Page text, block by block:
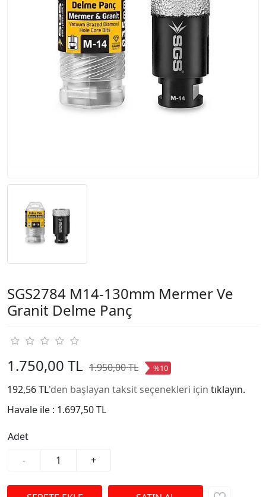
SGS2784 M14-130mm Mermer Ve
Granit Delme Panç
1.750,00 TL 1.950,00 TL %10
192,56 TL'den başlayan taksit seçenekleri için tıklayın.
Havale ile : 1.697,50 TL
Adet
-
+